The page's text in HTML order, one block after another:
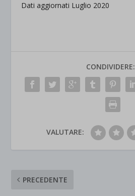
Dati aggiornati Luglio 2020
CONDIVIDERE:
VALUTARE:
PRECEDENTE